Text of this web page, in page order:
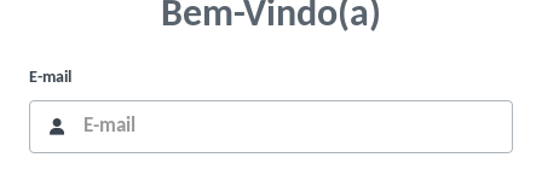
Bem-Vindo(a)
E-mail